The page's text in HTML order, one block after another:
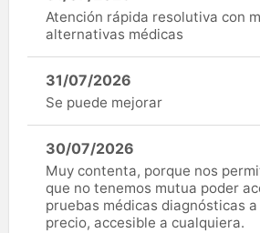
Atención rápida resolutiva con
alternativas médicas
31/07/2026
Se puede mejorar
30/07/2026
Muy contenta, porque nos
que no tenemos mutua poder
pruebas médicas diagnósticas a
precio, accesible a cualquiera.